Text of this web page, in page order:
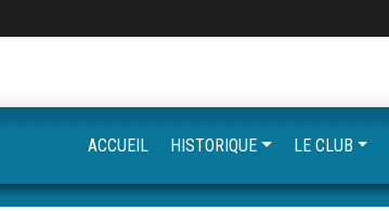
ACCUEIL HISTORIQUE LE CLUB